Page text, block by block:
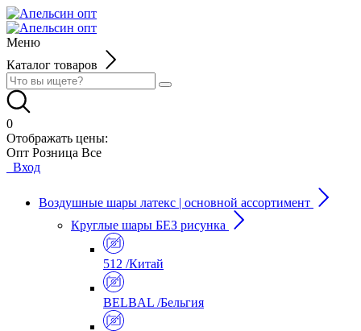
Меню
Каталог товаров
0
Отображать цены:
Опт Розница Все
Вход
Воздушные шары латекс | основной ассортимент
Круглые шары БЕЗ рисунка
512 /Китай
BELBAL /Бельгия